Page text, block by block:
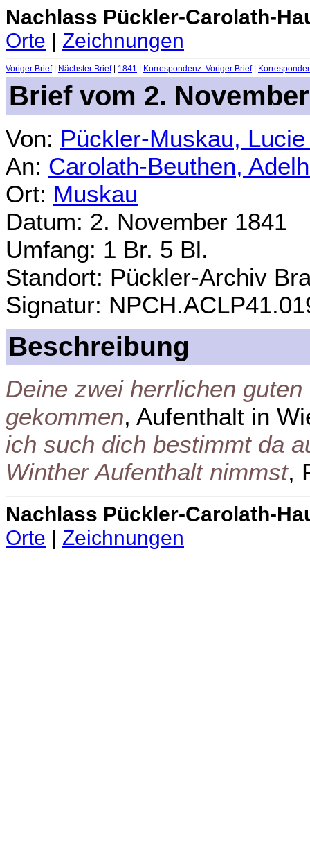
Nachlass Pückler-Carolath-
Orte | Zeichnungen
Voriger Brief| Nächster Brief| 1841 Korrespondenz: Voriger Brief|
Brief vom 2.
Von: Pückler-Muskau,
An: Carolath-Beuthen,
Ort: Muskau
Datum: 2. November 1841
Umfang: 1 Br. 5 Bl.
Standort: Pückler-Archiv
Signatur:
Beschreibung
Deine zwei herrlichen
gekommen, Aufenthalt in
ich such dich bestimmt da
Winther Aufenthalt nimmst,
Nachlass Pückler-Carolath-
Orte | Zeichnungen